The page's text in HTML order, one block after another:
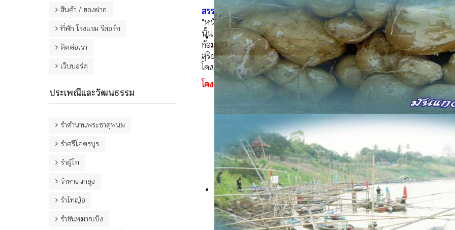
สรรพตำราใช้ประจำบ้านเฮือน ใช้จารลงบนใบลานสั้นๆเก็บไว้ประจำตัว เพื่อ
"หนังสือก้อม" เมื่อจะทำการใดๆเพื่อเป็นมงคลในบ้านเรือน จะเลือกหามื้อวั
นั้น ให้เป็นการถี่ถ้วนก่อนลงมือทำ เพื่อความเป็นอุดมมงคลสวัสดีในบ้านเรื
ก้อมนั้นมีความหมายต่างกันคือ มื้อส่วนมากหมายเอาทางจันทรคติขึ้นแรม
สุริยคติ เช่น อาทิตย์ จันทร์ อังคาร พุธ พฤหัส ศุกร์ เสาร์ เป็นต้น ในตำร
โคงวัน โคงเดือน เช่นโคงวันจม วันฟู เป็นต้น เรียกว่า "โคง"
โคงช้างแก้ว
ขึ้นสู่โฮงค
2 ค่ำ ผีฟัง
ธรรมป่า
3 ค่ำ ล้างมือ
ถ้าคองกิน
5 ค่ำ ผีแวดล้อม
ระวังเอา
6 ค่ำ ลงสะเภา
ไปเที่ยวค้า
7 ค่ำ เคราะห์อยู่
ถ้าเถิงตน
8 ค่ำ มีคำ
9 ค่ำ ถืกเสี้ยน
พญาราม
10 ค่ำหาความงามบ่ได้
11 ค่ำ ขี้ไฮ้
เกิดเป็นดี
สินค้า / ของฝาก
ที่พัก โรงแรม รีสอร์ท
ติดต่อเรา
เว็บบอร์ด
ประเพณีและวัฒนธรรม
รำตำนานพระธาตุพนม
รำศรีโคตรบูร
รำผู้ไท
รำหางนกยูง
รำไทญ้อ
รำขันหมากเบ็ง